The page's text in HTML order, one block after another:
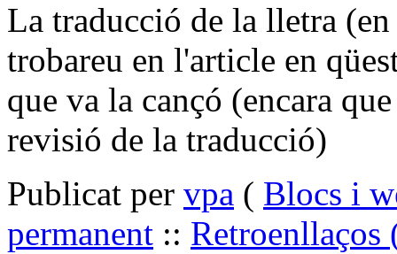
La traducció de la lletra
trobareu en l'article en
que va la cançó (encara
revisió de la traducció)
Publicat per vpa ( Blocs i
permanent :: Retroenllaços